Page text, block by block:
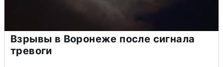
Взрывы в Воронеже после сигнала
тревоги